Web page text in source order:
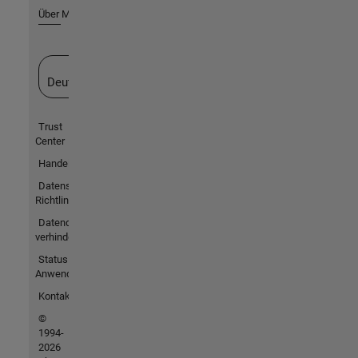
Über MathWorks
Deutschland
Trust
Center
Handelsmarken
Datenschutz-
Richtlinien
Datendiebstahl
verhindern
Status von
Anwendungen
Kontakt
©
1994-
2026